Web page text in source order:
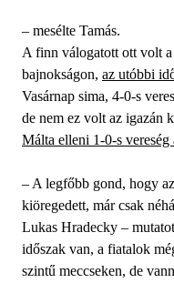
– mesélte Tamás.
A finn válogatott ott volt
bajnokságon, az utóbbi
Vasárnap sima, 4-0-s
de nem ez volt az igazán
Málta elleni 1-0-s vereség
– A legfőbb gond, hogy
kiöregedett, már csak
Lukas Hradecky –
időszak van, a fiatalok
szintű meccseken, de